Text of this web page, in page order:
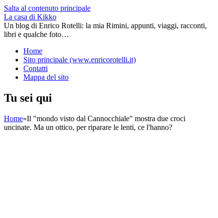
Salta al contenuto principale
La casa di Kikko
Un blog di Enrico Rotelli: la mia Rimini, appunti, viaggi, racconti,
libri e qualche foto…
Home
Sito principale (www.enricorotelli.it)
Contatti
Mappa del sito
Tu sei qui
Home»Il "mondo visto dal Cannocchiale" mostra due croci
uncinate. Ma un ottico, per riparare le lenti, ce l'hanno?